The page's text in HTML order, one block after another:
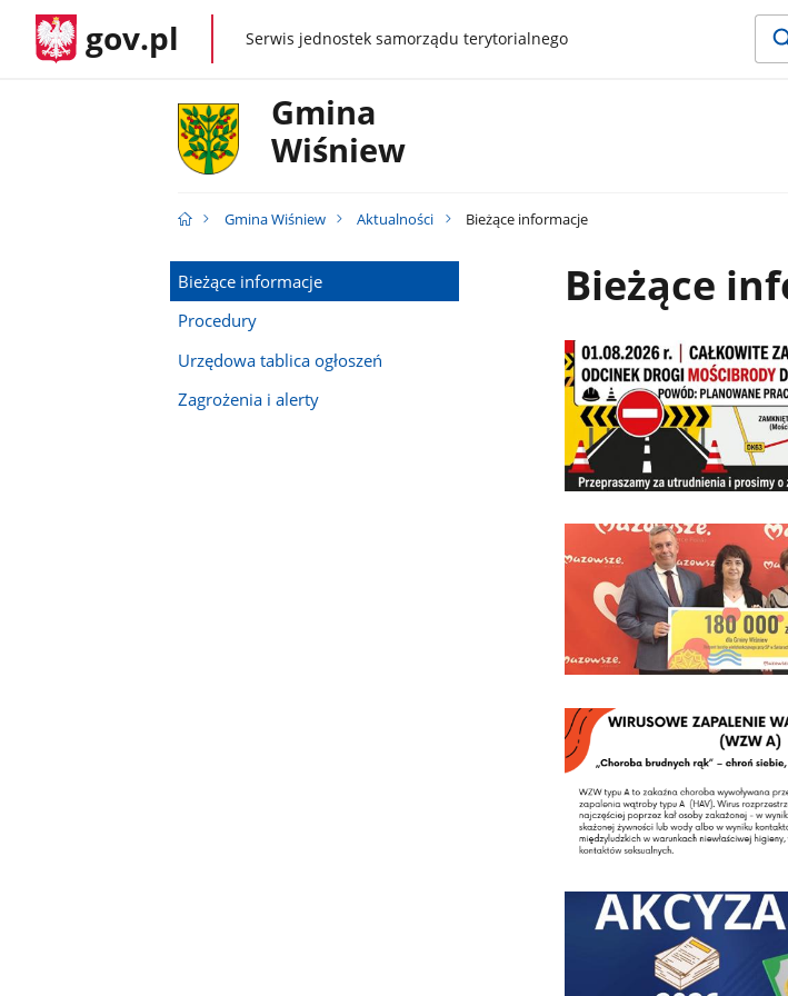
gov.pl gov.plSerwis jednostek samorządu terytorialnego
Gmina
Wiśniew
Gmina Wiśniew Aktualności Bieżące informacje
Bieżące informacje
Procedury
Urzędowa tablica ogłoszeń
Zagrożenia i alerty
Bieżące